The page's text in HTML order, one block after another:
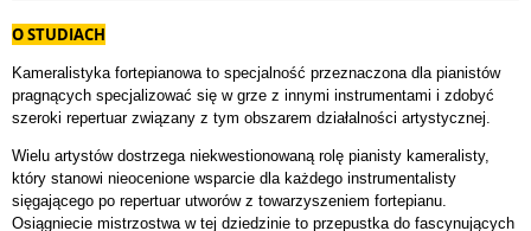
O STUDIACH
Kameralistyka fortepianowa to specjalność przeznaczona dla pianistów
pragnących specjalizować się w grze z innymi instrumentami i zdobyć
szeroki repertuar związany z tym obszarem działalności artystycznej.
Wielu artystów dostrzega niekwestionowaną rolę pianisty kameralisty,
który stanowi nieocenione wsparcie dla każdego instrumentalisty
sięgającego po repertuar utworów z towarzyszeniem fortepianu.
Osiągniecie mistrzostwa w tej dziedzinie to przepustka do fascynujących